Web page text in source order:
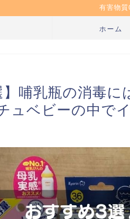
有害物
ホーム
】哺乳瓶の消毒
ュベビーの中で